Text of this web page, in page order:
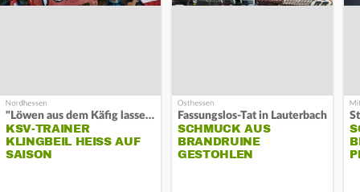
"Löwen aus dem Käfig lassen"
KSV-TRAINER
KLINGBEIL HEISS AUF S
AISON
Fassungslos-Tat in Lauterbach
SCHMUCK AUS
BRANDRUINE
GESTOHLEN